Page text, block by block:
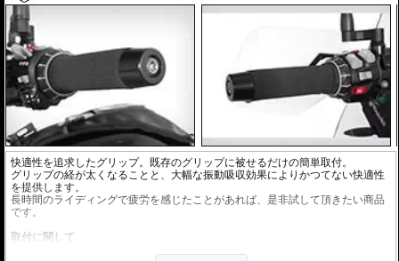
快適性を追求したグリップ。既存のグリップに被せるだけの簡単取付。
グリップの経が太くなることと、大幅な振動吸収効果によりかつてない快適性
を提供します。
長時間のライディングで疲労を感じたことがあれば、是非試して頂きたい商品
です。
取付に関して